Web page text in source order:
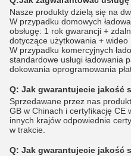
Nasze produkty dzielą się na
W przypadku domowych
obsługę: 1 rok gwarancji +
dotyczące użytkowania +
W przypadku komercyjnych
standardowe usługi ładowania
dokowania oprogramowania
Q: Jak gwarantujecie jakość
Sprzedawane przez nas
GB w Chinach i certyfikację CE
innych krajów odpowiednie
w trakcie.
Q: Jak gwarantujecie jakość